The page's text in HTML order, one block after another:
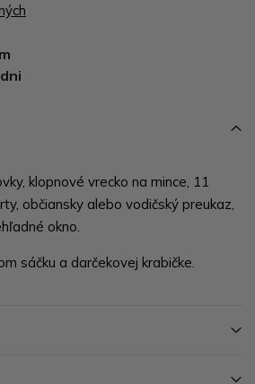
klopnové vrecko na mince, 11
občiansky alebo vodičský preukaz,
okno.
sáčku a darčekovej krabičke.